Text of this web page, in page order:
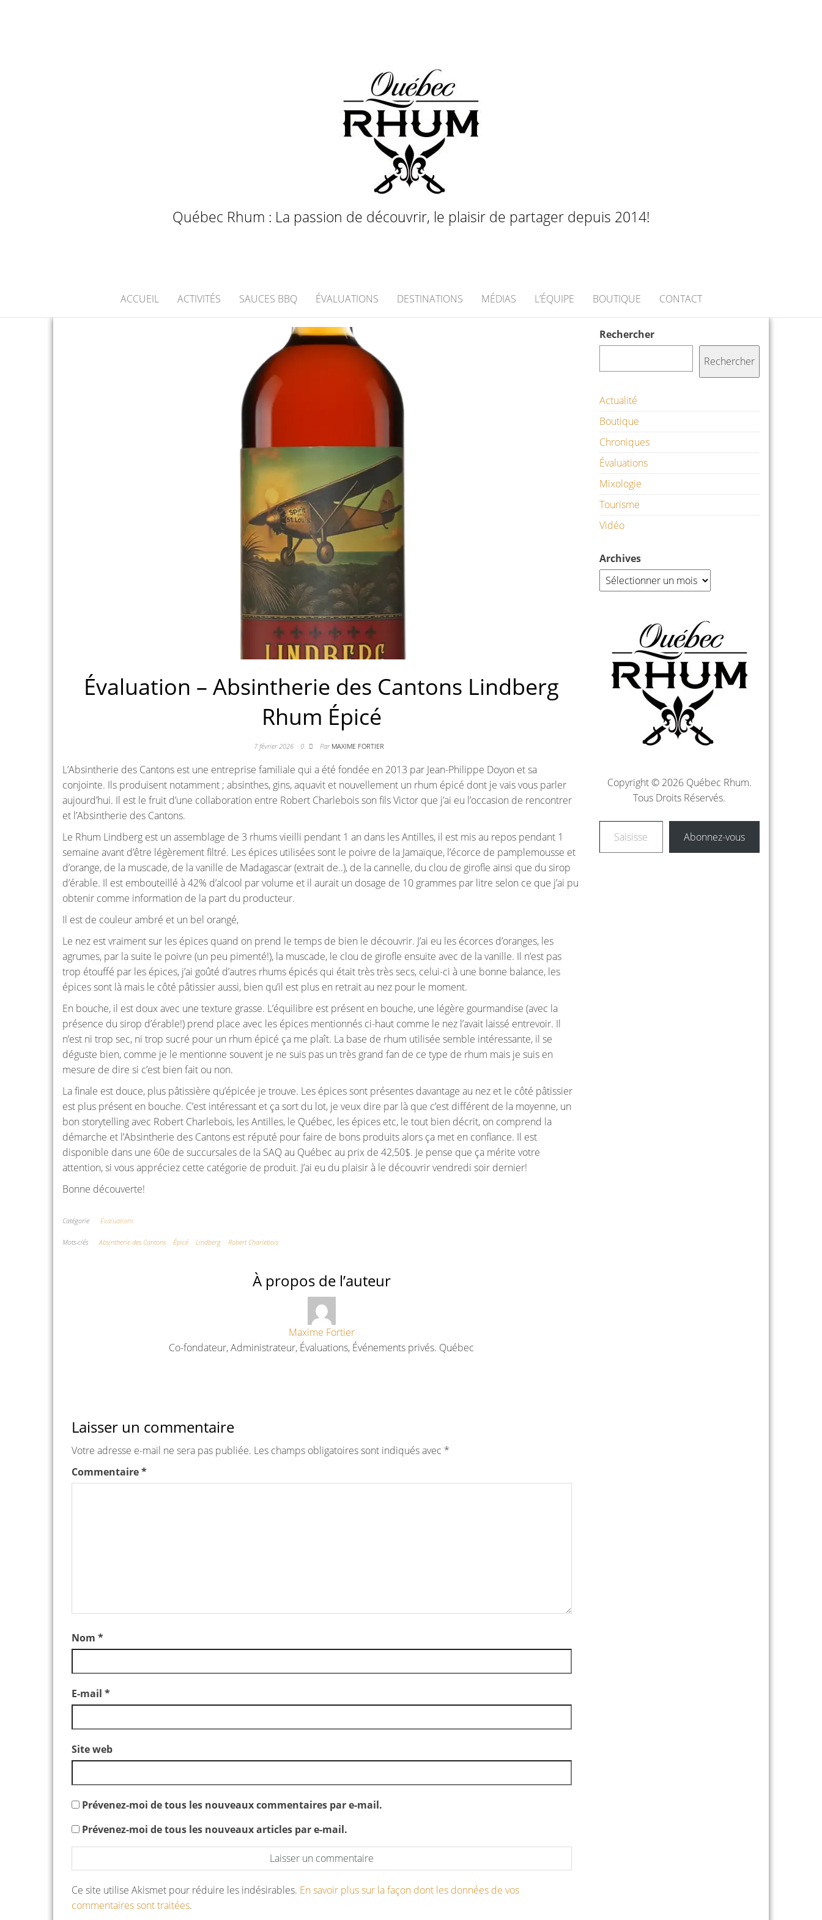
Québec Rhum : La passion de découvrir, le plaisir de partager depuis 2014!
ACCUEIL ACTIVITÉS SAUCES BBQ ÉVALUATIONS DESTINATIONS MÉDIAS L’ÉQUIPE BOUTIQUE CONTACT
Évaluation – Absintherie des Cantons Lindberg
Rhum Épicé
7 février 2026 0 Par MAXIME FORTIER
L’Absintherie des Cantons est une entreprise familiale qui a été fondée en 2013 par Jean-Philippe Doyon et sa
conjointe. Ils produisent notamment ; absinthes, gins, aquavit et nouvellement un rhum épicé dont je vais vous parler
aujourd’hui. Il est le fruit d’une collaboration entre Robert Charlebois son fils Victor que j’ai eu l’occasion de rencontrer
et l’Absintherie des Cantons.
Le Rhum Lindberg est un assemblage de 3 rhums vieilli pendant 1 an dans les Antilles, il est mis au repos pendant 1
semaine avant d’être légèrement filtré. Les épices utilisées sont le poivre de la Jamaïque, l’écorce de pamplemousse et
d’orange, de la muscade, de la vanille de Madagascar (extrait de..), de la cannelle, du clou de girofle ainsi que du sirop
d’érable. Il est embouteillé à 42% d’alcool par volume et il aurait un dosage de 10 grammes par litre selon ce que j’ai pu
obtenir comme information de la part du producteur.
Il est de couleur ambré et un bel orangé,
Le nez est vraiment sur les épices quand on prend le temps de bien le découvrir. J’ai eu les écorces d’oranges, les
agrumes, par la suite le poivre (un peu pimenté!), la muscade, le clou de girofle ensuite avec de la vanille. Il n’est pas
trop étouffé par les épices, j’ai goûté d’autres rhums épicés qui était très très secs, celui-ci à une bonne balance, les
épices sont là mais le côté pâtissier aussi, bien qu’il est plus en retrait au nez pour le moment.
En bouche, il est doux avec une texture grasse. L’équilibre est présent en bouche, une légère gourmandise (avec la
présence du sirop d’érable!) prend place avec les épices mentionnés ci-haut comme le nez l’avait laissé entrevoir. Il
n’est ni trop sec, ni trop sucré pour un rhum épicé ça me plaît. La base de rhum utilisée semble intéressante, il se
déguste bien, comme je le mentionne souvent je ne suis pas un très grand fan de ce type de rhum mais je suis en
mesure de dire si c’est bien fait ou non.
La finale est douce, plus pâtissière qu’épicée je trouve. Les épices sont présentes davantage au nez et le côté pâtissier
est plus présent en bouche. C’est intéressant et ça sort du lot, je veux dire par là que c’est différent de la moyenne, un
bon storytelling avec Robert Charlebois, les Antilles, le Québec, les épices etc, le tout bien décrit, on comprend la
démarche et l’Absintherie des Cantons est réputé pour faire de bons produits alors ça met en confiance. Il est
disponible dans une 60e de succursales de la SAQ au Québec au prix de 42,50$. Je pense que ça mérite votre
attention, si vous appréciez cette catégorie de produit. J’ai eu du plaisir à le découvrir vendredi soir dernier!
Bonne découverte!
Catégorie Évaluations
Mots-clés Absintherie des Cantons Épicé Lindberg Robert Charlebois
À propos de l’auteur
Maxime Fortier
Co-fondateur, Administrateur, Évaluations, Événements privés. Québec
Laisser un commentaire
Votre adresse e-mail ne sera pas publiée. Les champs obligatoires sont indiqués avec *
Commentaire*
Nom *
E-mail *
Site web
Prévenez-moi de tous les nouveaux commentaires par e-mail.
Prévenez-moi de tous les nouveaux articles par e-mail.
Ce site utilise Akismet pour réduire les indésirables. En savoir plus sur la façon dont les données de vos
commentaires sont traitées.
Rechercher
Rechercher
Actualité
Boutique
Chroniques
Évaluations
Mixologie
Tourisme
Vidéo
Archives
Copyright © 2026 Québec Rhum.
Tous Droits Réservés.
Abonnez-vous